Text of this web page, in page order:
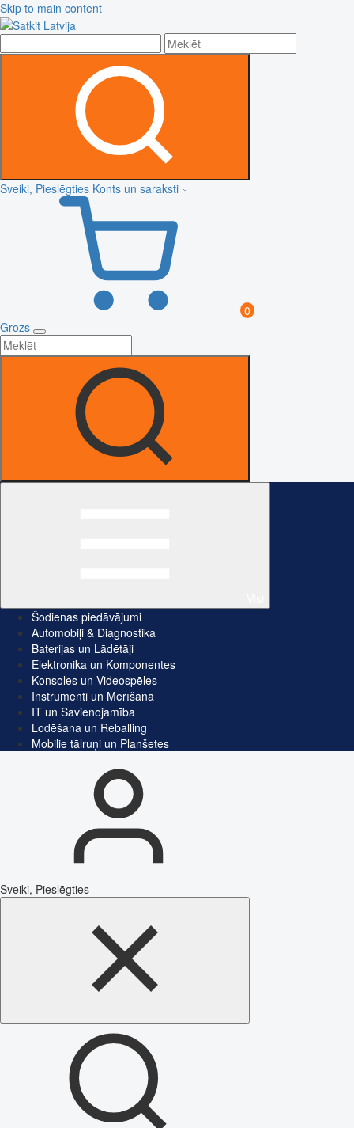
Skip to main content
Sveiki, Pieslēgties Konts un saraksti
0
Grozs
Šodienas piedāvājumi
Automobiļi & Diagnostika
Baterijas un Lādētāji
Elektronika un Komponentes
Konsoles un Videospēles
Instrumenti un Mērīšana
IT un Savienojamība
Lodēšana un Reballing
Mobilie tālruņi un Planšetes
Sveiki, Pieslēgties